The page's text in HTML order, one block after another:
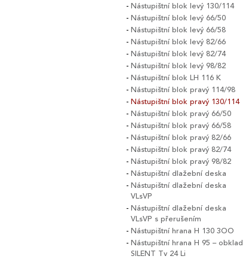
Nástupištní blok levý 130/114
Nástupištní blok levý 66/50
Nástupištní blok levý 66/58
Nástupištní blok levý 82/66
Nástupištní blok levý 82/74
Nástupištní blok levý 98/82
Nástupištní blok LH 116 K
Nástupištní blok pravý 114/98
Nástupištní blok pravý 130/114
Nástupištní blok pravý 66/50
Nástupištní blok pravý 66/58
Nástupištní blok pravý 82/66
Nástupištní blok pravý 82/74
Nástupištní blok pravý 98/82
Nástupištní dlažební deska
Nástupištní dlažební deska
VLsVP
Nástupištní dlažební deska
VLsVP s přerušením
Nástupištní hrana H 130 3OO
Nástupištní hrana H 95 – obklad
SILENT Tv 24 Li